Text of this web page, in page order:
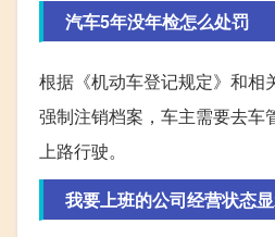
汽车5年没年检怎么处罚
根据《机动车登记规定》和相
强制注销档案，车主需要去车
上路行驶。
我要上班的公司经营状态